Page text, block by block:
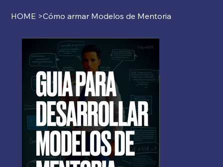
HOME >Cómo armar Modelos de Mentoria